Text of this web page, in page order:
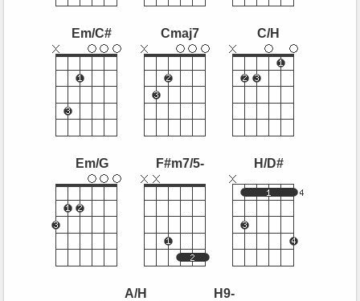
Em/C# Cmaj7 C/H
Em/G F#m7/5- H/D#
A/H H9-